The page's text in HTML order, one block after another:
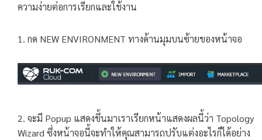
ความง่ายต่อการเรียกและใช้งาน
1. กด NEW ENVIRONMENT ทางด้านมุมบนซ้ายของหน้าจอ
2. จะมี Popup แสดงขึ้นมาเราเรียกหน้าแสดงผลนี้ว่า Topology
Wizard ซึ่งหน้าจอนี้จะทำให้คุณสามารถปรับแต่งอะไรก็ได้อย่าง